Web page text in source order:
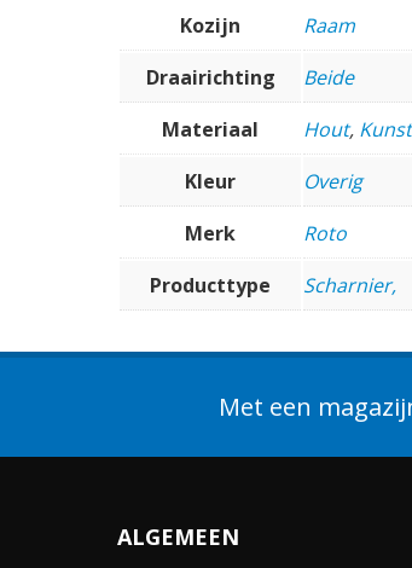
Kozijn
Raam
Draairichting
Beide
Materiaal
Hout,
Kleur
Overig
Merk
Roto
Producttype
Scharnier,
Met een
ALGEMEEN